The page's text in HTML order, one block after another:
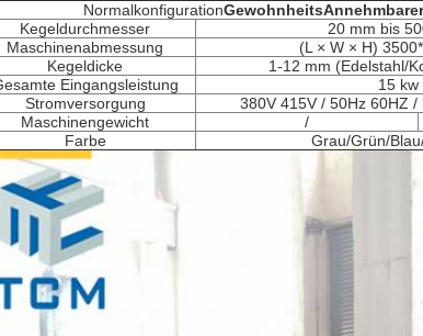
NormalkonfigurationGewohnheits
Kegeldurchmesser
20 mm bis
Maschinenabmessung
(L × W × H)
Kegeldicke
1-12 mm (Edelstahl/
Eingangsleistung
15 kw
Stromversorgung
380V 415V / 50Hz 60HZ /
Maschinengewicht
/
Farbe
Grau/Grün/